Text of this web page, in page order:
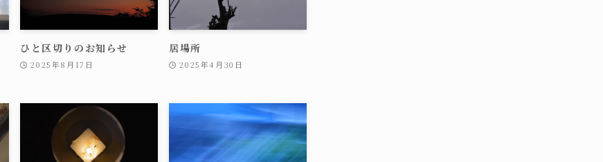
ひと区切りのお知らせ
2025年8月17日
居場所
2025年4月30日